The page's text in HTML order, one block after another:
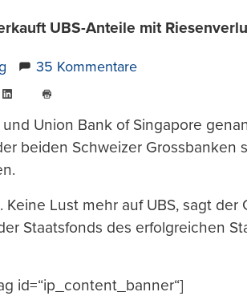
UBS-Anteile mit
35 Kommentare
LinkedIn
drucken
Union Bank of Singapore
beiden Schweizer Grossbanken
Lust mehr auf UBS, sagt der
Staatsfonds des erfolgreichen
id=“ip_content_banner“]